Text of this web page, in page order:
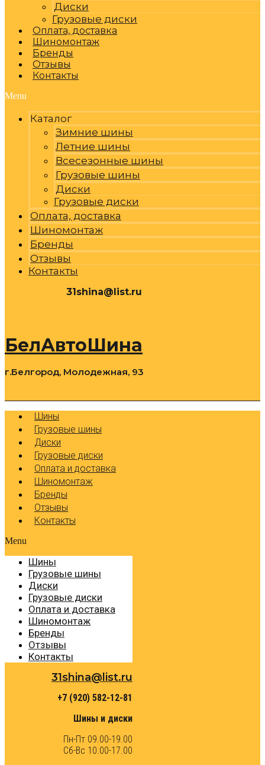
Диски
Грузовые диски
Оплата, доставка
Шиномонтаж
Бренды
Отзывы
Контакты
Menu
Каталог
Зимние шины
Летние шины
Всесезонные шины
Грузовые шины
Диски
Грузовые диски
Оплата, доставка
Шиномонтаж
Бренды
Отзывы
Контакты
31shina@list.ru
БелАвтоШина
г.Белгород, Молодежная, 93
Шины
Грузовые шины
Диски
Грузовые диски
Оплата и доставка
Шиномонтаж
Бренды
Отзывы
Контакты
Menu
Шины
Грузовые шины
Диски
Грузовые диски
Оплата и доставка
Шиномонтаж
Бренды
Отзывы
Контакты
31shina@list.ru
+7 (920) 582-12-81
Шины и диски
Пн-Пт 09.00-19.00
Сб-Вс 10.00-17.00